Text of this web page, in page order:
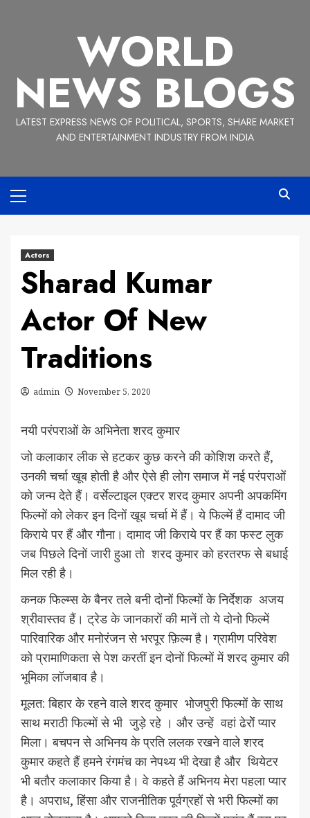
WORLD
NEWS BLOGS
LATEST EXPRESS NEWS OF POLITICAL, SPORTS, SHARE MARKET
AND ENTERTAINMENT INDUSTRY FROM INDIA
Menu
Actors
Sharad Kumar
Actor Of New
Traditions
admin November 5, 2020
नयी परंपराओं के अभिनेता शरद कुमार
जो कलाकार लीक से हटकर कुछ करने की कोशिश करते हैं,
उनकी चर्चा खूब होती है और ऐसे ही लोग समाज में नई परंपराओं
को जन्म देते हैं। वर्सेल्टाइल एक्टर शरद कुमार अपनी अपकमिंग
फिल्मों को लेकर इन दिनों खूब चर्चा में हैं। ये फिल्में हैं दामाद जी
किराये पर हैं और गौना। दामाद जी किराये पर हैं का फस्ट लुक
जब पिछले दिनों जारी हुआ तो शरद कुमार को हरतरफ से बधाई
मिल रही है।
कनक फिल्म्स के बैनर तले बनी दोनों फिल्मों के निर्देशक अजय
श्रीवास्तव हैं। ट्रेड के जानकारों की मानें तो ये दोनो फिल्में
पारिवारिक और मनोरंजन से भरपूर फ़िल्म है। ग्रामीण परिवेश
को प्रामाणिकता से पेश करतीं इन दोनों फिल्मों में शरद कुमार की
भूमिका लॉजबाव है।
मूलत: बिहार के रहने वाले शरद कुमार भोजपुरी फिल्मों के साथ
साथ मराठी फिल्मों से भी जुड़े रहे । और उन्हें वहां ढेरोेंं प्यार
मिला। बचपन से अभिनय के प्रति ललक रखने वाले शरद
कुमार कहते हैं हमने रंगमंच का नेपथ्य भी देखा है और थियेटर
भी बतौर कलाकार किया है। वे कहते हैं अभिनय मेरा पहला प्यार
है। अपराध, हिंसा और राजनीतिक पूर्वग्रहों से भरी फिल्मों का